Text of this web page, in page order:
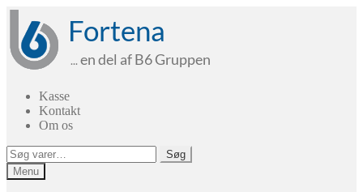
Spring
navigation
Spring
indhold
Kasse
Kontakt
Om os
Søg
efter:
Søg
Menu